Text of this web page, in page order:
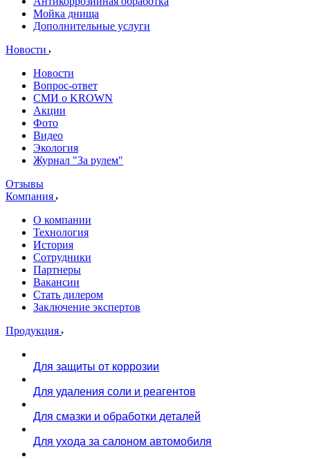
Мойка днища
Дополнительные услуги
Новости
Новости
Вопрос-ответ
СМИ о KROWN
Акции
Фото
Видео
Экология
Журнал "За рулем"
Отзывы
Компания
О компании
Технология
История
Сотрудники
Партнеры
Вакансии
Стать дилером
Заключение экспертов
Продукция
Для защиты от коррозии
Для удаления соли и реагентов
Для смазки и обработки деталей
Для ухода за салоном автомобиля